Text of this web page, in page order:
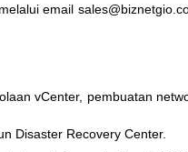
melalui email sales@biznetgio.
vCenter, pembuatan
Disaster Recovery Center.